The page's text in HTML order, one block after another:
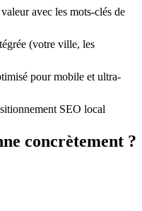
avec les mots-clés de
(votre ville, les
pour mobile et ultra-
SEO local
concrètement ?